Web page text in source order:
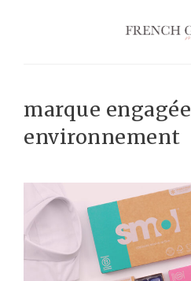
marque engagée
environnement